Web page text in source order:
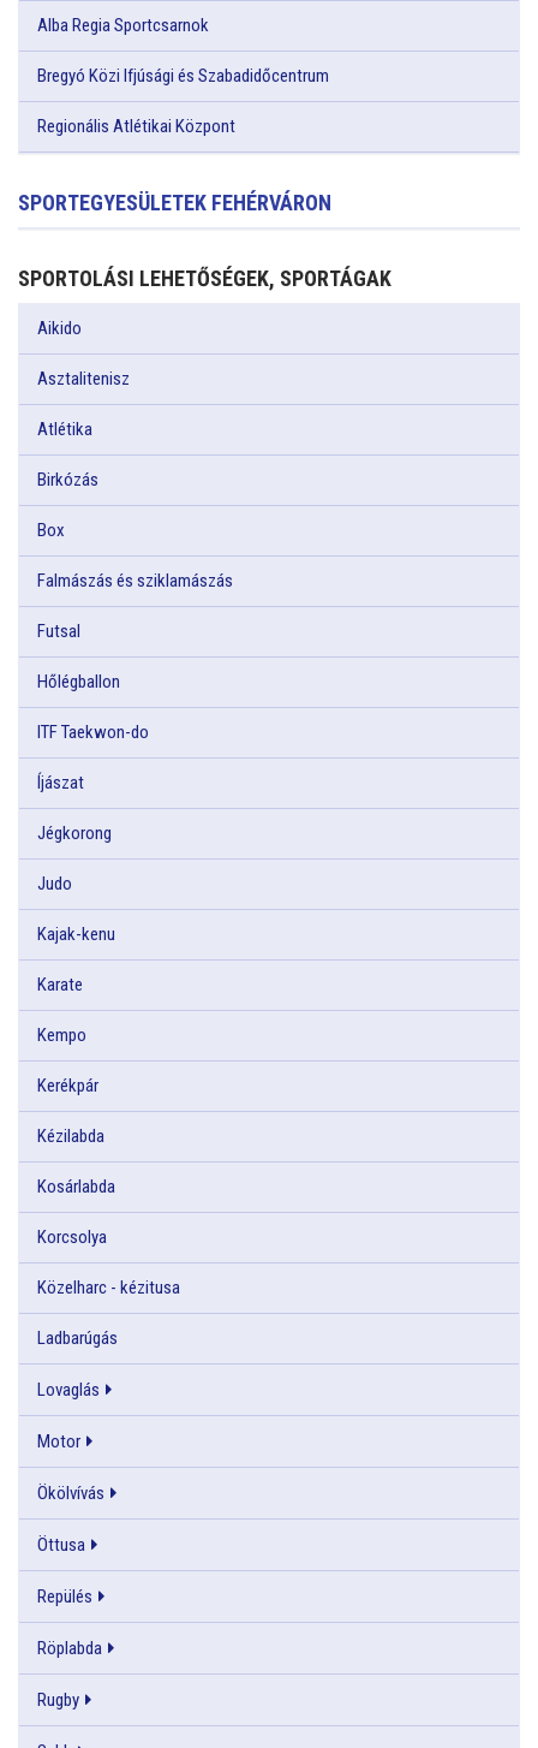
Alba Regia Sportcsarnok
Bregyó Közi Ifjúsági és Szabadidőcentrum
Regionális Atlétikai Központ
SPORTEGYESÜLETEK FEHÉRVÁRON
SPORTOLÁSI LEHETŐSÉGEK, SPORTÁGAK
Aikido
Asztalitenisz
Atlétika
Birkózás
Box
Falmászás és sziklamászás
Futsal
Hőlégballon
ITF Taekwon-do
Íjászat
Jégkorong
Judo
Kajak-kenu
Karate
Kempo
Kerékpár
Kézilabda
Kosárlabda
Korcsolya
Közelharc - kézitusa
Ladbarúgás
Lovaglás
Motor
Ökölvívás
Öttusa
Repülés
Röplabda
Rugby